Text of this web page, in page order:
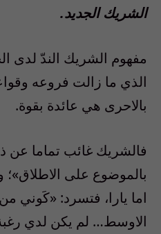
الشريك الجديد.
مفهوم الشريك الندّ لدى
الذي ما زالت فروعه
بالاحرى هي عائدة بقوة.
فالشريك غائب تماما عن
بالموضوع على الاطلاق»؛
اما يارا، فتسرد: «كَوني
الاوسط… لم يكن لدي رغبة